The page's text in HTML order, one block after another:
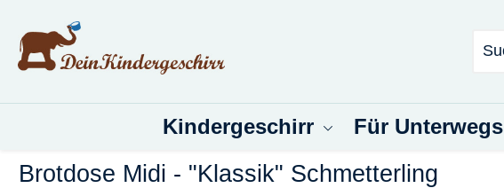
Hauptinhalt springen
Zur Suche springen
Kindergeschirr Für Unterwegs
Brotdose Midi - "Klassik" Schmetterling